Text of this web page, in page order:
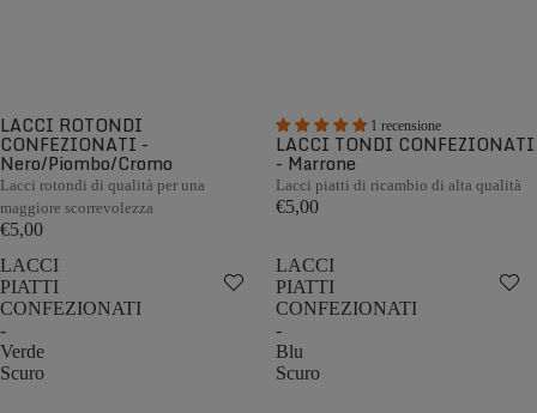
LACCI ROTONDI
CONFEZIONATI -
Nero/Piombo/Cromo
Lacci rotondi di qualità per una
maggiore scorrevolezza
€5,00
1 recensione
LACCI TONDI CONFEZIONATI
- Marrone
Lacci piatti di ricambio di alta qualità
€5,00
LACCI
PIATTI
CONFEZIONATI
-
Verde
Scuro
LACCI
PIATTI
CONFEZIONATI
-
Blu
Scuro